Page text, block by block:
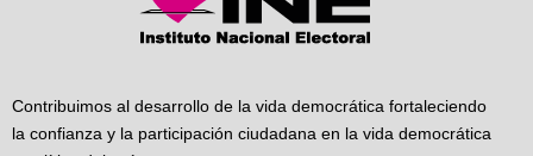
Contribuimos al desarrollo de la vida democrática fortaleciendo
la confianza y la participación ciudadana en la vida democrática